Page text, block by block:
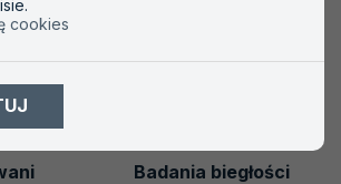
Badania biegłości
cookies